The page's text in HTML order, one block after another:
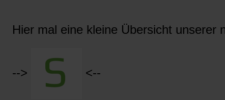
Hier mal eine kleine Übersicht unserer
--> <--